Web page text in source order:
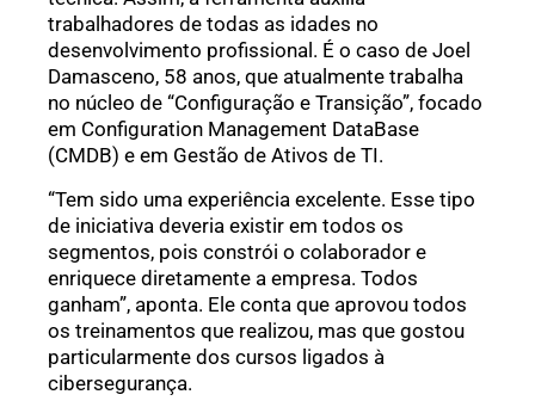
trabalhadores de todas as idades no
desenvolvimento profissional. É o caso de Joel
Damasceno, 58 anos, que atualmente trabalha
no núcleo de “Configuração e Transição”, focado
em Configuration Management DataBase
(CMDB) e em Gestão de Ativos de TI.
“Tem sido uma experiência excelente. Esse tipo
de iniciativa deveria existir em todos os
segmentos, pois constrói o colaborador e
enriquece diretamente a empresa. Todos
ganham”, aponta. Ele conta que aprovou todos
os treinamentos que realizou, mas que gostou
particularmente dos cursos ligados à
cibersegurança.